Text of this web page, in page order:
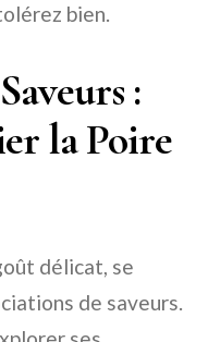
bien.
:
la Poire
délicat, se
de saveurs.